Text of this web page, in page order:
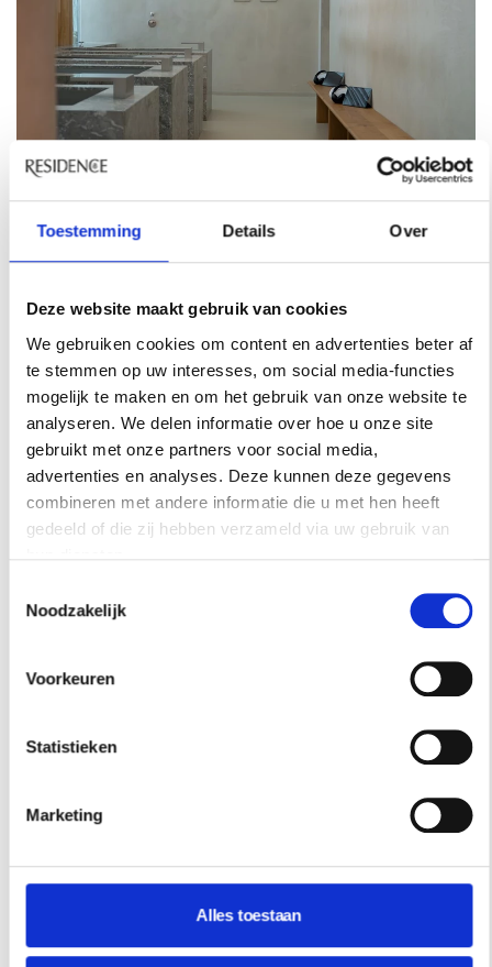
Toestemming Details Over
Deze website maakt gebruik van cookies
We gebruiken cookies om content en advertenties beter af
te stemmen op uw interesses, om social media-functies
mogelijk te maken en om het gebruik van onze website te
analyseren. We delen informatie over hoe u onze site
gebruikt met onze partners voor social media,
advertenties en analyses. Deze kunnen deze gegevens
combineren met andere informatie die u met hen heeft
gedeeld of die zij hebben verzameld via uw gebruik van
Noodzakelijk
Voorkeuren
Statistieken
Marketing
Alles toestaan
HOTSPOTS
STAP BINNEN BIJ DE MOOISTE
SCHOONHEIDSSALONS VAN AMSTERDAM
Vier schoonheidssalons in Amsterdam waar je niet
alleen voor de behandeling komt, maar ook voor het
interieur. Ontdek de mooiste beautyplekken van de
stad.
REISINSPIRATIE